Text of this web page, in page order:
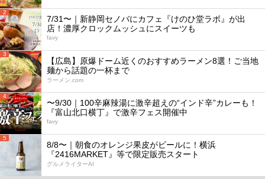
2
7/31〜｜新静岡セノバにカフェ『けのひ堂ラボ』が出
店！濃厚クロックムッシュにスイーツも
favy
3
【広島】原爆ドーム近くのおすすめラーメン8選！ご当地
麺から話題の一杯まで
ラーメン.com
4
〜9/30｜100辛麻辣湯に激辛超えの“インド辛”カレーも！
『富山北口横丁』で激辛フェス開催中
favy
5
8/8〜｜朝食のオレンジ果皮がビールに！横浜
『2416MARKET』等で限定販売スタート
グルメライターAI